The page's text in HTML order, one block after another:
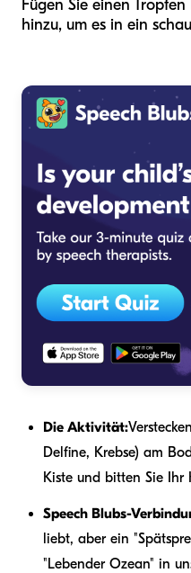
Fügen Sie einen
hinzu, um es in ein
Die Aktivität:
Delfine, Krebse) am
Kiste und bitten Sie Ihr
Speech Blubs-
liebt, aber ein
"Lebender Ozean" in